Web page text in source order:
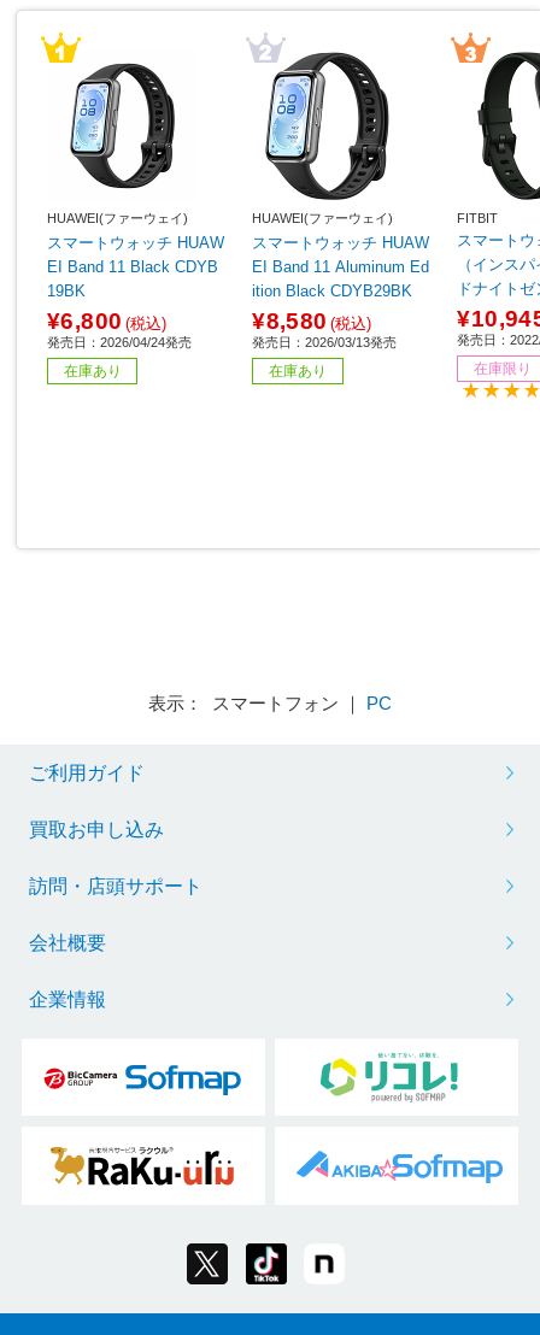
HUAWEI(ファーウェイ)
スマートウォッチ HUAW
EI Band 11 Black CDYB
19BK
¥6,800 (税込)
発売日：2026/04/24発売
在庫あり
HUAWEI(ファーウェイ)
スマートウォッチ HUAW
EI Band 11 Aluminum Ed
ition Black CDYB29BK
¥8,580 (税込)
発売日：2026/03/13発売
在庫あり
FITBIT
スマート
（インスパ
ドナイト
K-FRCJK
発売日：
在庫限り
表示： スマートフォン ｜ PC
ご利用ガイド
買取お申し込み
訪問・店頭サポート
会社概要
企業情報